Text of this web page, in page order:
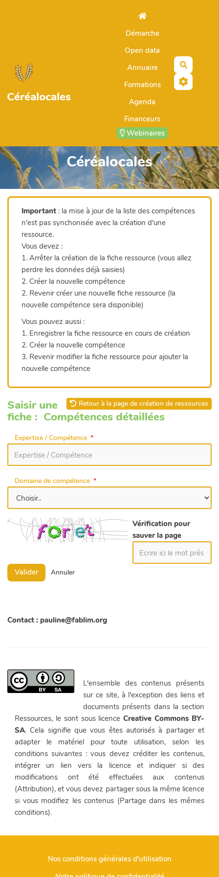
Céréalocales
Démarche
Open data
Annuaire
Formations
Agenda
Financeurs
Webinaires
Céréalocales
Important : la mise à jour de la liste des compétences
n'est pas synchonisée avec la création d'une
ressource.
Vous devez :
1. Arrêter la création de la fiche ressource (vous allez
perdre les données déjà saisies)
2. Créer la nouvelle compétence
2. Revenir créer une nouvelle fiche ressource (la
nouvelle compétence sera disponible)
Vous pouvez aussi :
1. Enregistrer la fiche ressource en cours de création
2. Créer la nouvelle compétence
3. Revenir modifier la fiche ressource pour ajouter la
nouvelle compétence
Retour à la page de création de ressources
Saisir une
fiche : Compétences détaillées
Expertise / Compétence
Domaine de compétence
Vérification pour
sauver la page
Valider Annuler
Contact : pauline@fablim.org
L'ensemble des contenus présents
sur ce site, à l'exception des liens et
documents présents dans la section
Ressources, le sont sous licenceCreative Commons BY-
SA. Cela signifie que vous êtes autorisés à partager et
adapter le matériel pour toute utilisation, selon les
conditions suivantes : vous devez créditer les contenus,
intégrer un lien vers la licence et indiquer si des
modifications ont été effectuées aux contenus
(Attribution), et vous devez partager sous la même licence
si vous modifiez les contenus (Partage dans les mêmes
conditions).
Nos conditions générales d'utilisation